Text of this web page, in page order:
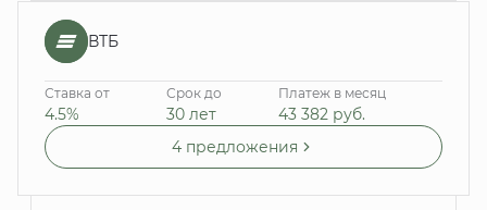
ВТБ
Ставка от
4.5%
Срок до
30 лет
Платеж в месяц
43 382 руб.
4 предложения